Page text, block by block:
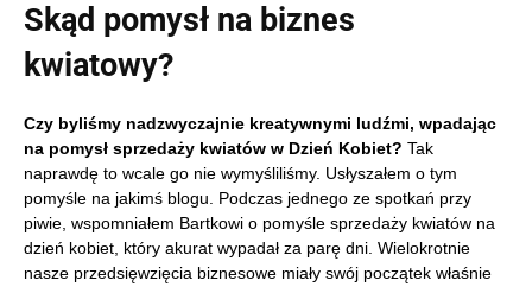
Skąd pomysł na biznes
kwiatowy?
Czy byliśmy nadzwyczajnie kreatywnymi ludźmi, wpadając
na pomysł sprzedaży kwiatów w Dzień Kobiet? Tak
naprawdę to wcale go nie wymyśliliśmy. Usłyszałem o tym
pomyśle na jakimś blogu. Podczas jednego ze spotkań przy
piwie, wspomniałem Bartkowi o pomyśle sprzedaży kwiatów na
dzień kobiet, który akurat wypadał za parę dni. Wielokrotnie
nasze przedsięwzięcia biznesowe miały swój początek właśnie